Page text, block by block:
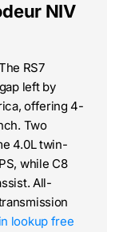
NIV
RS7
left by
offering 4-
Two
4.0L twin-
while C8
All-
lookup free